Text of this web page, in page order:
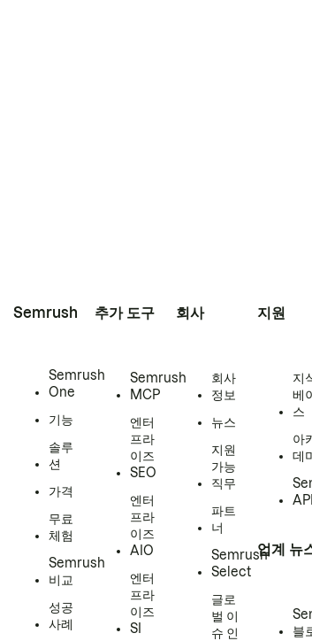
Semrush
Semrush
One
기능
솔루
션
가격
무료
체험
Semrush
비교
성공
사례
추가 도구
Semrush
MCP
엔터
프라
이즈
SEO
엔터
프라
이즈
AIO
엔터
프라
이즈
SI
회사
회사
정보
뉴스
지원
가능
직무
파트
너
Semrush
Select
글로
벌 이
슈 인
지원
지
베
스
아
데
업계 뉴
블